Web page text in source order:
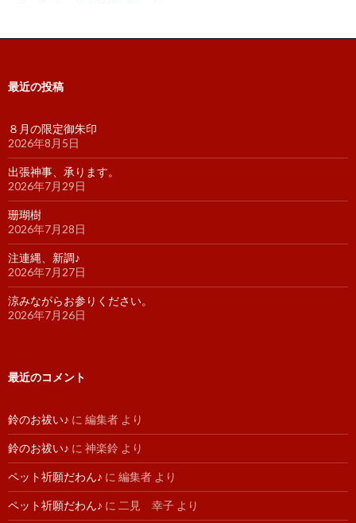
最近の投稿
８月の限定御朱印
2026年8月5日
出張神事、承ります。
2026年7月29日
珊瑚樹
2026年7月28日
注連縄、新調♪
2026年7月27日
涼みながらお参りください。
2026年7月26日
最近のコメント
鈴のお祓い♪ に 編集者 より
鈴のお祓い♪ に 神楽鈴 より
ペット祈願だわん♪ に 編集者 より
ペット祈願だわん♪ に 二見 幸子 より